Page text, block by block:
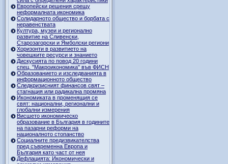
Европейски решения срещу
неформалната икономика
Солидарното общество и борбата с
неравенствата
Култура, музеи и регионално
развитие на Сливенски,
Старозагорски и Ямболски региони
Хоризонти в развитието на
човешките ресурси и знанието
Дискусията по повод 20 години
спец. "Макроикономика" във ФИСН
Образованието и изследванията в
информационното общество
Следкризисният финансов свят –
стагнация или радикална промяна
Икономиката в променящия се
свят: национални, регионални и
глобални измерения
Висшето икономическо
образование в България в годините
на пазарни реформи на
националното стопанство
Социалните предизвикателства
пред съвременна Европа и
България като част от нея
Дефлацията: Икономически и